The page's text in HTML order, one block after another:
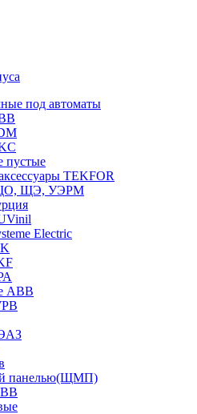
под автоматы
пустые
TEKFOR
ЩЭ, УЭРМ
Electric
ABB
панелью(ЩМП)